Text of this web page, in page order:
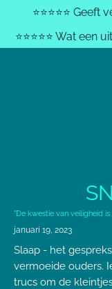
⭐️⭐️⭐️⭐️⭐️
⭐️⭐️⭐️⭐️⭐️ Wat
"De kwestie van veiligheid
januari 19, 2023
Slaap - het
vermoeide ouders.
trucs om de